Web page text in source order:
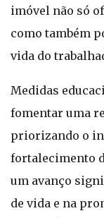
imóvel não só
como também
vida do
Medidas
fomentar uma
priorizando o
fortalecimento
um avanço
de vida e na